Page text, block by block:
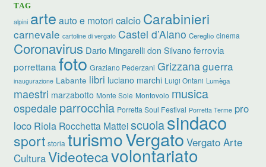
TAG
alpini arte auto e motori calcio Carabinieri
carnevale cartoline di vergato Castel d’Aiano Cereglio cinema
Coronavirus Dario Mingarelli don Silvano ferrovia
porrettana foto Graziano Pederzani Grizzanaguerra
inaugurazione Labante libri luciano marchi Luigi Ontani Lumèga
maestri marzabotto Monte Sole Montovolo musica
ospedale parrocchia Porretta Soul Festival Porretta Terme pro
loco Riola Rocchetta Matteiscuolasindaco
sport storia turismoVergato Vergato Arte
CulturaVideotecavolontariato